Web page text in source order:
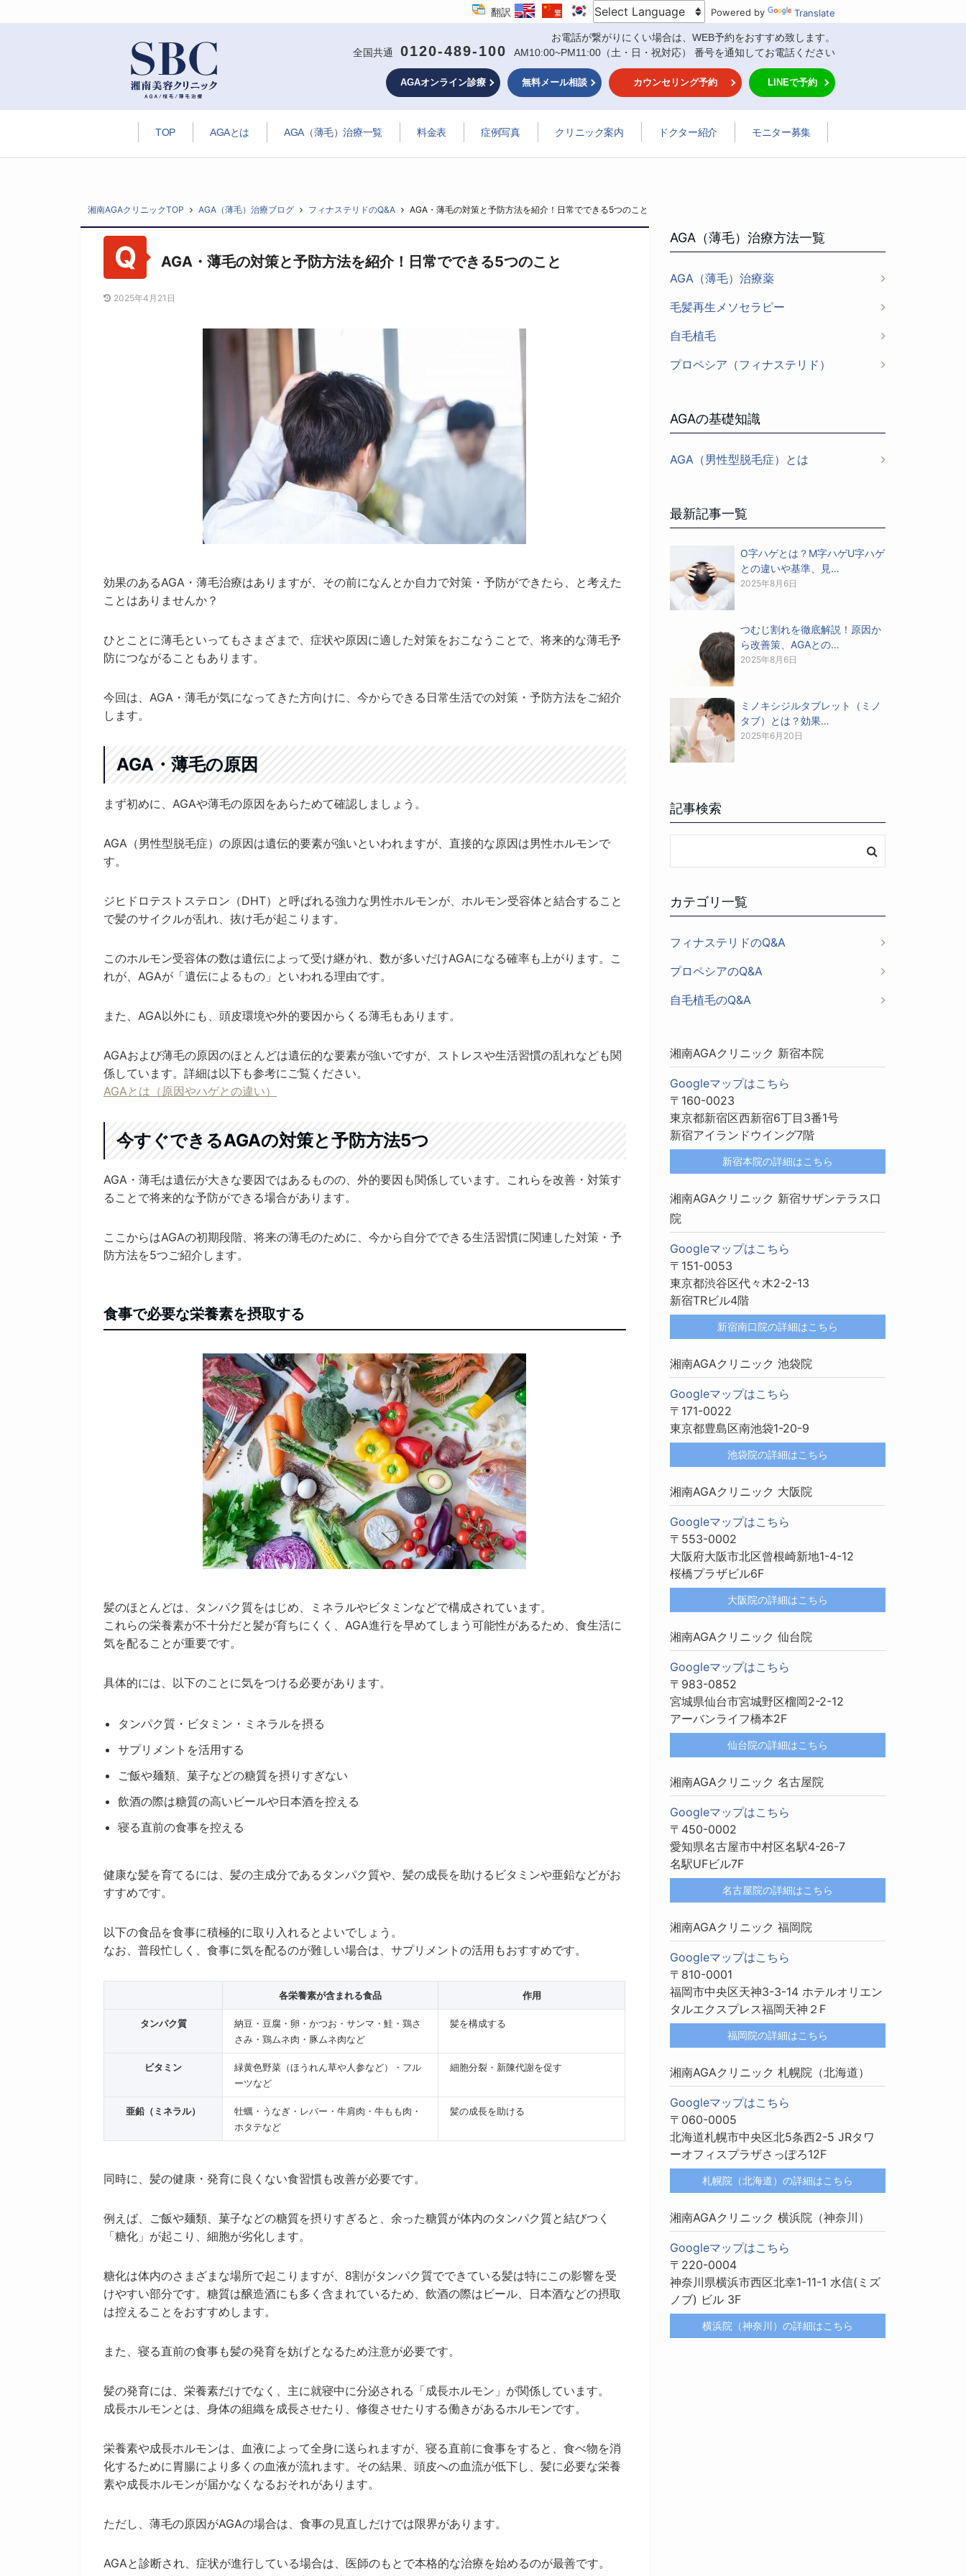
翻訳 Powered by Translate
お電話が繋がりにくい場合は、WEB予約をおすすめ致します。
全国共通
0120-489-100 AM10:00~PM11:00 （土・日・祝対応） 番号を通知してお電話ください
AGAオンライン診療 無料メール相談 カウンセリング予約 LINEで予約
TOP AGAとは AGA（薄毛）治療一覧 料金表 症例写真 クリニック案内 ドクター紹介 モニター募集
湘南AGAクリニックTOP AGA（薄毛）治療ブログ フィナステリドのQ&A AGA・薄毛の対策と予防方法を紹介！日常でできる5つのこと
AGA・薄毛の対策と予防方法を紹介！日常でできる5つのこと
2025年4月21日
効果のあるAGA・薄毛治療はありますが、その前になんとか自力で対策・予防ができたら、と考えた
ことはありませんか？
ひとことに薄毛といってもさまざまで、症状や原因に適した対策をおこなうことで、将来的な薄毛予
防につながることもあります。
今回は、AGA・薄毛が気になってきた方向けに、今からできる日常生活での対策・予防方法をご紹介
します。
AGA・薄毛の原因
まず初めに、AGAや薄毛の原因をあらためて確認しましょう。
AGA（男性型脱毛症）の原因は遺伝的要素が強いといわれますが、直接的な原因は男性ホルモンで
す。
ジヒドロテストステロン（DHT）と呼ばれる強力な男性ホルモンが、ホルモン受容体と結合すること
で髪のサイクルが乱れ、抜け毛が起こります。
このホルモン受容体の数は遺伝によって受け継がれ、数が多いだけAGAになる確率も上がります。こ
れが、AGAが「遺伝によるもの」といわれる理由です。
また、AGA以外にも、頭皮環境や外的要因からくる薄毛もあります。
AGAおよび薄毛の原因のほとんどは遺伝的な要素が強いですが、ストレスや生活習慣の乱れなども関
係しています。詳細は以下も参考にご覧ください。
AGAとは（原因やハゲとの違い）
今すぐできるAGAの対策と予防方法5つ
AGA・薄毛は遺伝が大きな要因ではあるものの、外的要因も関係しています。これらを改善・対策す
ることで将来的な予防ができる場合があります。
ここからはAGAの初期段階、将来の薄毛のために、今から自分でできる生活習慣に関連した対策・予
防方法を5つご紹介します。
食事で必要な栄養素を摂取する
髪のほとんどは、タンパク質をはじめ、ミネラルやビタミンなどで構成されています。
これらの栄養素が不十分だと髪が育ちにくく、AGA進行を早めてしまう可能性があるため、食生活に
気を配ることが重要です。
具体的には、以下のことに気をつける必要があります。
タンパク質・ビタミン・ミネラルを摂る
サプリメントを活用する
ご飯や麺類、菓子などの糖質を摂りすぎない
飲酒の際は糖質の高いビールや日本酒を控える
寝る直前の食事を控える
健康な髪を育てるには、髪の主成分であるタンパク質や、髪の成長を助けるビタミンや亜鉛などがお
すすめです。
以下の食品を食事に積極的に取り入れるとよいでしょう。
なお、普段忙しく、食事に気を配るのが難しい場合は、サプリメントの活用もおすすめです。
各栄養素が含まれる食品 作用
タンパク質
納豆・豆腐・卵・かつお・サンマ・鮭・鶏さ
さみ・鶏ムネ肉・豚ムネ肉など
髪を構成する
ビタミン
緑黄色野菜（ほうれん草や人参など）・フル
ーツなど
細胞分裂・新陳代謝を促す
亜鉛（ミネラル）
牡蠣・うなぎ・レバー・牛肩肉・牛もも肉・
ホタテなど
髪の成長を助ける
同時に、髪の健康・発育に良くない食習慣も改善が必要です。
例えば、ご飯や麺類、菓子などの糖質を摂りすぎると、余った糖質が体内のタンパク質と結びつく
「糖化」が起こり、細胞が劣化します。
糖化は体内のさまざまな場所で起こりますが、8割がタンパク質でできている髪は特にこの影響を受
けやすい部分です。糖質は醸造酒にも多く含まれているため、飲酒の際はビール、日本酒などの摂取
は控えることをおすすめします。
また、寝る直前の食事も髪の発育を妨げとなるため注意が必要です。
髪の発育には、栄養素だけでなく、主に就寝中に分泌される「成長ホルモン」が関係しています。
成長ホルモンとは、身体の組織を成長させたり、修復させたりする働きがあるホルモンです。
栄養素や成長ホルモンは、血液によって全身に送られますが、寝る直前に食事をすると、食べ物を消
化するために胃腸により多くの血液が流れます。その結果、頭皮への血流が低下し、髪に必要な栄養
素や成長ホルモンが届かなくなるおそれがあります。
ただし、薄毛の原因がAGAの場合は、食事の見直しだけでは限界があります。
AGAと診断され、症状が進行している場合は、医師のもとで本格的な治療を始めるのが最善です。
AGA（薄毛）治療方法一覧
AGA（薄毛）治療薬
毛髪再生メソセラピー
自毛植毛
プロペシア（フィナステリド）
AGAの基礎知識
AGA（男性型脱毛症）とは
最新記事一覧
O字ハゲとは？M字ハゲU字ハゲ
との違いや基準、見…
2025年8月6日
つむじ割れを徹底解説！原因か
ら改善策、AGAとの…
2025年8月6日
ミノキシジルタブレット（ミノ
タブ）とは？効果…
2025年6月20日
記事検索
カテゴリ一覧
フィナステリドのQ&A
プロペシアのQ&A
自毛植毛のQ&A
湘南AGAクリニック 新宿本院
Googleマップはこちら
〒160-0023
東京都新宿区西新宿6丁目3番1号
新宿アイランドウイング7階
新宿本院の詳細はこちら
湘南AGAクリニック 新宿サザンテラス口
院
Googleマップはこちら
〒151-0053
東京都渋谷区代々木2-2-13
新宿TRビル4階
新宿南口院の詳細はこちら
湘南AGAクリニック 池袋院
Googleマップはこちら
〒171-0022
東京都豊島区南池袋1-20-9
池袋院の詳細はこちら
湘南AGAクリニック 大阪院
Googleマップはこちら
〒553-0002
大阪府大阪市北区曾根崎新地1-4-12
桜橋プラザビル6F
大阪院の詳細はこちら
湘南AGAクリニック 仙台院
Googleマップはこちら
〒983-0852
宮城県仙台市宮城野区榴岡2-2-12
アーバンライフ橋本2F
仙台院の詳細はこちら
湘南AGAクリニック 名古屋院
Googleマップはこちら
〒450-0002
愛知県名古屋市中村区名駅4-26-7
名駅UFビル7F
名古屋院の詳細はこちら
湘南AGAクリニック 福岡院
Googleマップはこちら
〒810-0001
福岡市中央区天神3-3-14 ホテルオリエン
タルエクスプレス福岡天神２F
福岡院の詳細はこちら
湘南AGAクリニック 札幌院（北海道）
Googleマップはこちら
〒060-0005
北海道札幌市中央区北5条西2-5 JRタワ
ーオフィスプラザさっぽろ12F
札幌院（北海道）の詳細はこちら
湘南AGAクリニック 横浜院（神奈川）
Googleマップはこちら
〒220-0004
神奈川県横浜市西区北幸1-11-1 水信(ミズ
ノブ) ビル 3F
横浜院（神奈川）の詳細はこちら